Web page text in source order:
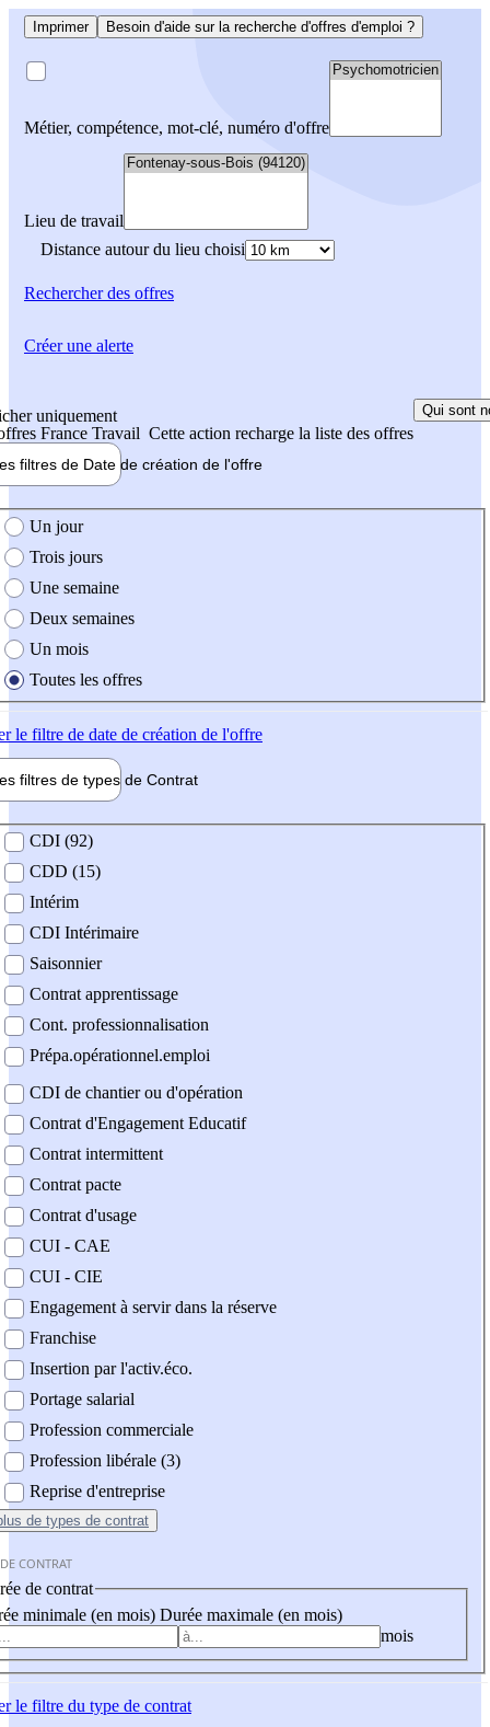
Imprimer Besoin d'aide sur la recherche d'offres d'emploi ?
Métier, compétence, mot-clé, numéro d'offre
Lieu de travail
Distance autour du lieu choisi
Rechercherdes offres
uniquement
France Travail Cette action recharge la liste des offres
Qui sont
filtres de Date de création de l'offre
création de l'offre
Un jour
Trois jours
Une semaine
Deux semaines
Un mois
Toutes les offres
le filtre de date de création de l'offre
filtres de types de Contrat
contrat
CDI (92)
CDD (15)
Intérim
CDI Intérimaire
Saisonnier
Contrat apprentissage
Cont. professionnalisation
Prépa.opérationnel.emploi
CDI de chantier ou d'opération
Contrat d'Engagement Educatif
Contrat intermittent
Contrat pacte
Contrat d'usage
CUI - CAE
CUI - CIE
Engagement à servir dans la réserve
Franchise
Insertion par l'activ.éco.
Portage salarial
Profession commerciale
Profession libérale (3)
Reprise d'entreprise
de types de contrat
CONTRAT
de contrat
minimale (en mois) Durée maximale (en mois)
mois
le filtre du type de contrat
Créer une alerte